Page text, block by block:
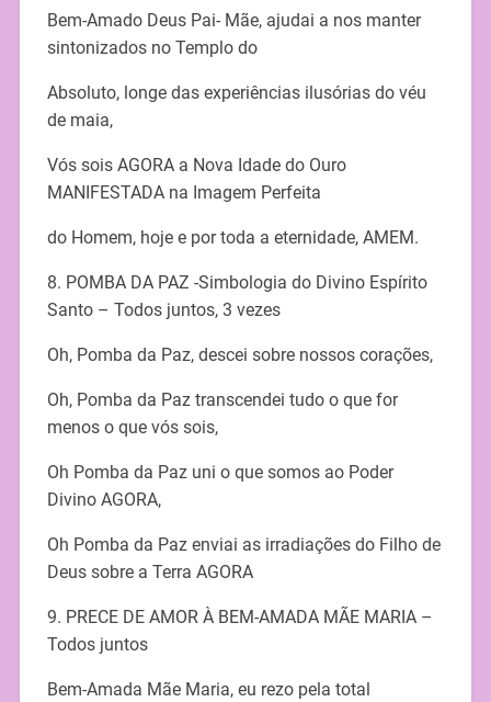
Bem-Amado Deus Pai- Mãe, ajudai a nos manter
sintonizados no Templo do
Absoluto, longe das experiências ilusórias do véu
de maia,
Vós sois AGORA a Nova Idade do Ouro
MANIFESTADA na Imagem Perfeita
do Homem, hoje e por toda a eternidade, AMEM.
8. POMBA DA PAZ -Simbologia do Divino Espírito
Santo – Todos juntos, 3 vezes
Oh, Pomba da Paz, descei sobre nossos corações,
Oh, Pomba da Paz transcendei tudo o que for
menos o que vós sois,
Oh Pomba da Paz uni o que somos ao Poder
Divino AGORA,
Oh Pomba da Paz enviai as irradiações do Filho de
Deus sobre a Terra AGORA
9. PRECE DE AMOR À BEM-AMADA MÃE MARIA –
Todos juntos
Bem-Amada Mãe Maria, eu rezo pela total